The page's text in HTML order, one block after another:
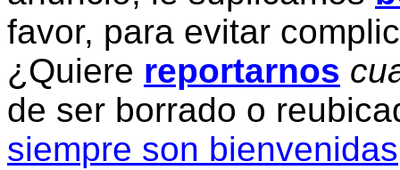
favor, para evitar
¿Quiere reportarnos
de ser borrado o
siempre son bienvenidas